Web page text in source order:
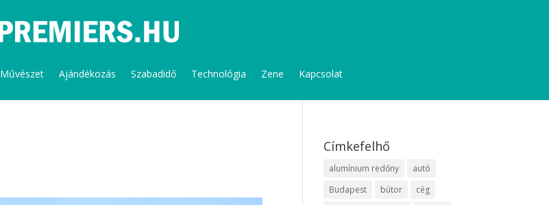
Művészet Ajándékozás Szabadidő Technológia Zene Kapcsolat
Címkefelhő
alumínium redőny
autó
Budapest
bútor
cég